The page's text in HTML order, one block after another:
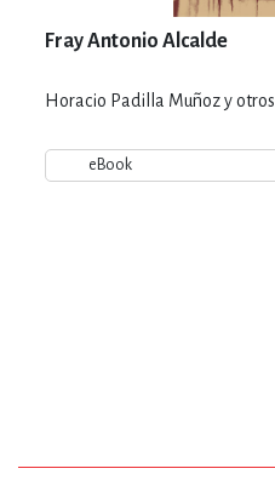
Fray Antonio Alcalde
Horacio Padilla Muñoz y otros
eBook